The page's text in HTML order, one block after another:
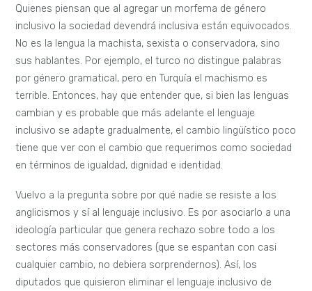
Quienes piensan que al agregar un morfema de género
inclusivo la sociedad devendrá inclusiva están equivocados.
No es la lengua la machista, sexista o conservadora, sino
sus hablantes. Por ejemplo, el turco no distingue palabras
por género gramatical, pero en Turquía el machismo es
terrible. Entonces, hay que entender que, si bien las lenguas
cambian y es probable que más adelante el lenguaje
inclusivo se adapte gradualmente, el cambio lingüístico poco
tiene que ver con el cambio que requerimos como sociedad
en términos de igualdad, dignidad e identidad.
Vuelvo a la pregunta sobre por qué nadie se resiste a los
anglicismos y sí al lenguaje inclusivo. Es por asociarlo a una
ideología particular que genera rechazo sobre todo a los
sectores más conservadores (que se espantan con casi
cualquier cambio, no debiera sorprendernos). Así, los
diputados que quisieron eliminar el lenguaje inclusivo de